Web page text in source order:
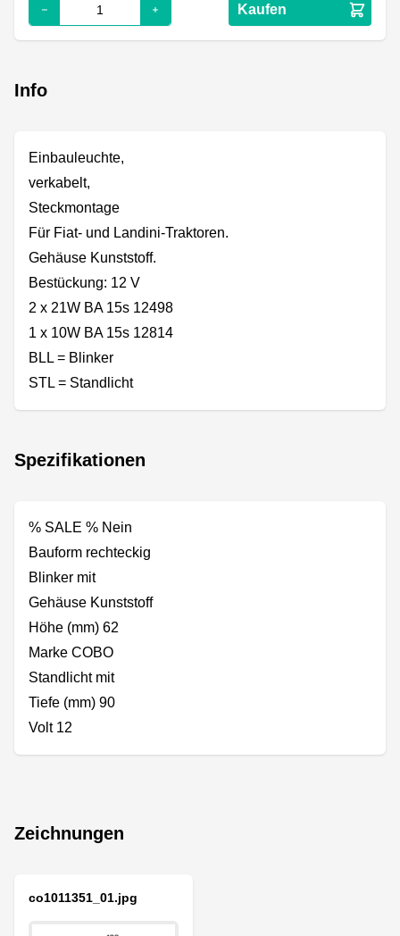
Kaufen
Info
Einbauleuchte,
verkabelt,
Steckmontage
Für Fiat- und Landini-Traktoren.
Gehäuse Kunststoff.
Bestückung: 12 V
2 x 21W BA 15s 12498
1 x 10W BA 15s 12814
BLL = Blinker
STL = Standlicht
Spezifikationen
% SALE % Nein
Bauform rechteckig
Blinker mit
Gehäuse Kunststoff
Höhe (mm) 62
Marke COBO
Standlicht mit
Tiefe (mm) 90
Volt 12
Zeichnungen
co1011351_01.jpg